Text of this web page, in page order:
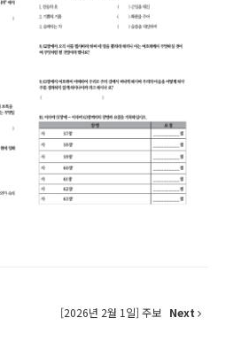
[2026년 2월 1일] 주보 Next